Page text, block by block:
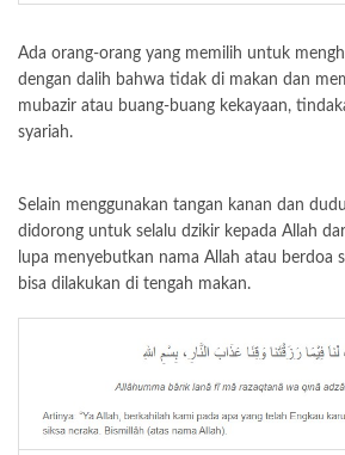
Ada orang-orang yang memilih untuk
dengan dalih bahwa tidak di makan dan
mubazir atau buang-buang kekayaan,
syariah.
Selain menggunakan tangan kanan dan
didorong untuk selalu dzikir kepada Allah
lupa menyebutkan nama Allah atau berdoa
bisa dilakukan di tengah makan.